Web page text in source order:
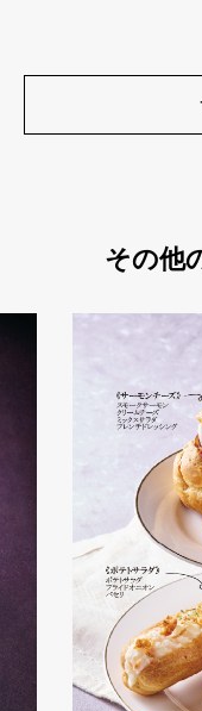
その他